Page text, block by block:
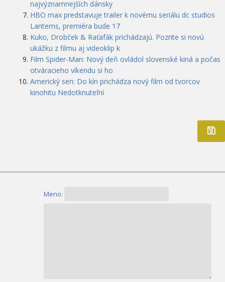
najvýznamnejších dánsky
HBO max predstavuje trailer k novému seriálu dc studios
Lanterns, premiéra bude 17
Kuko, Drobček & Raťafák prichádzajú. Pozrite si novú
ukážku z filmu aj videoklip k
Film Spider-Man: Nový deň ovládol slovenské kiná a počas
otváracieho víkendu si ho
Americký sen: Do kín prichádza nový film od tvorcov
kinohitu Nedotknuteľní
Meno: